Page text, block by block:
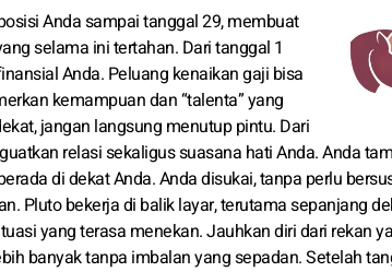
Anda sampai tanggal 29, membuat
selama ini tertahan. Dari tanggal 1
Anda. Peluang kenaikan gaji bisa
kemampuan dan “talenta” yang
jangan langsung menutup pintu. Dari
relasi sekaligus suasana hati Anda. Anda
di dekat Anda. Anda disukai, tanpa perlu
Pluto bekerja di balik layar, terutama sepanjang
yang terasa menekan. Jauhkan diri dari rekan
banyak tanpa imbalan yang sepadan. Setelah